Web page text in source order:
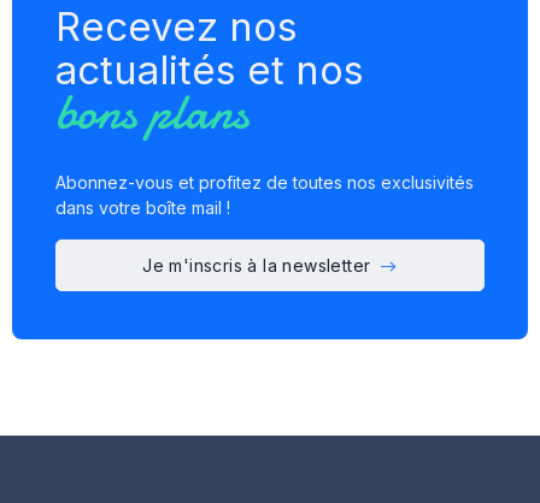
Recevez nos
actualités et nos
bons plans
Abonnez-vous et profitez de toutes nos exclusivités
dans votre boîte mail !
Je m'inscris à la newsletter